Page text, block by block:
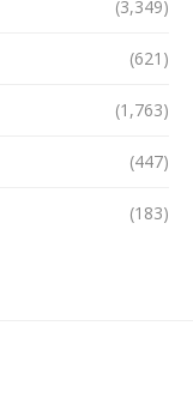
(3,349)
(621)
(1,763)
(447)
(183)